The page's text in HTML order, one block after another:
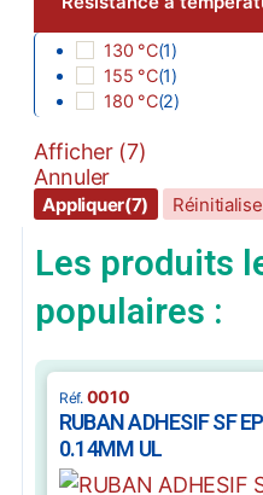
130 °C(1)
155 °C(1)
180 °C(2)
Afficher (7)
Annuler
Appliquer(7)
Les produits
populaires :
RUBAN ADHESIF SF
0.14MM UL
0010